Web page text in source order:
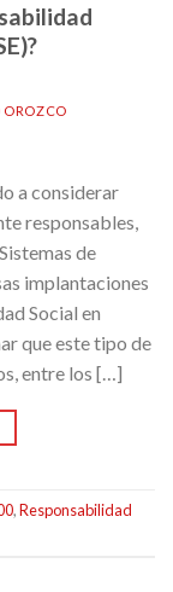
OROZCO
a considerar
responsables,
de
implantaciones
Social en
que este tipo de
entre los […]
,Responsabilidad